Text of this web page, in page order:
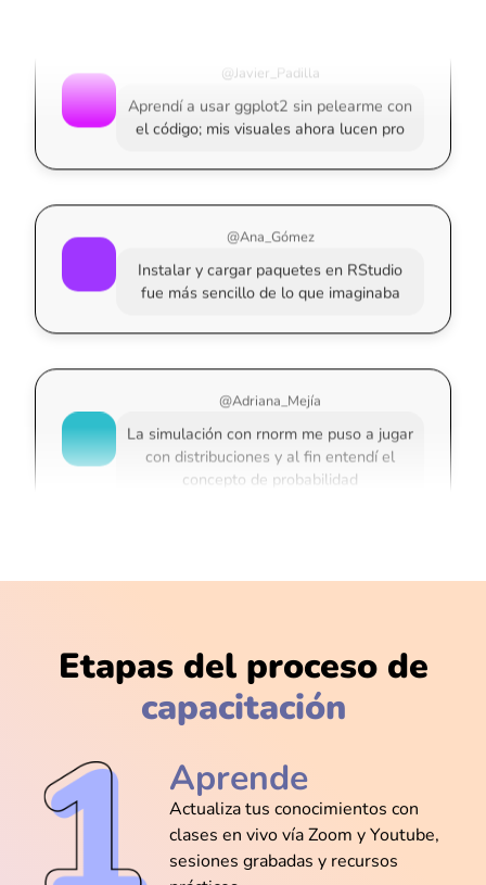
Aprendí a usar ggplot2 sin pelearme con
el código; mis visuales ahora lucen pro
Instalar y cargar paquetes en RStudio
fue más sencillo de lo que imaginaba
La simulación con rnorm me puso a jugar
con distribuciones y al fin entendí el
concepto de probabilidad
Me sorprendió lo fácil que resultó limpiar
datos en R sin mil pasos extra
Etapas del proceso de
capacitación
Aprende
Actualiza tus conocimientos con
clases en vivo vía Zoom y Youtube,
sesiones grabadas y recursos